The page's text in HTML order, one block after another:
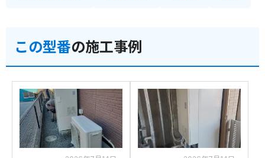
この型番の施工事例